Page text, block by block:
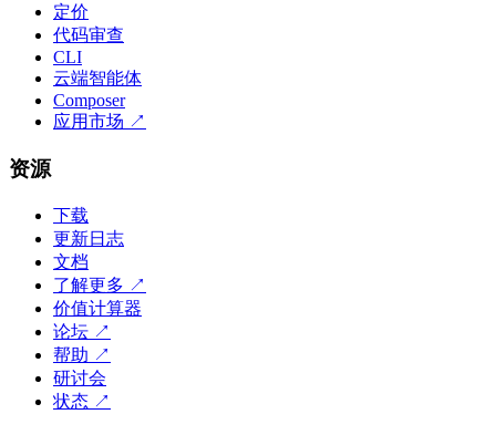
定价
代码审查
CLI
云端智能体
Composer
应用市场 ↗
资源
下载
更新日志
文档
了解更多 ↗
价值计算器
论坛 ↗
帮助 ↗
研讨会
状态 ↗